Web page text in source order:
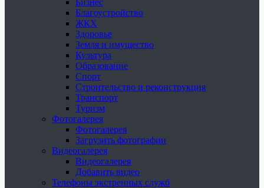
Бизнес
Благоустройство
ЖКХ
Здоровье
Земля и имущество
Культура
Образование
Спорт
Строительство и реконструкция
Транспорт
Туризм
Фотогалерея
Фотогалерея
Загрузить фотографии
Видеогалерея
Видеогалерея
Добавить видео
Телефоны экстренных служб